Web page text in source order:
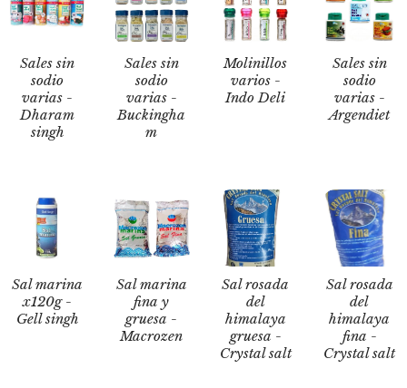
Sales sin
sodio
varias -
Dharam
singh
Sales sin
sodio
varias -
Buckingha
m
Molinillos
varios -
Indo Deli
Sales sin
sodio
varias -
Argendiet
Sal marina
x120g -
Gell singh
Sal marina
fina y
gruesa -
Macrozen
Sal rosada
del
himalaya
gruesa -
Crystal salt
Sal rosada
del
himalaya
fina -
Crystal salt